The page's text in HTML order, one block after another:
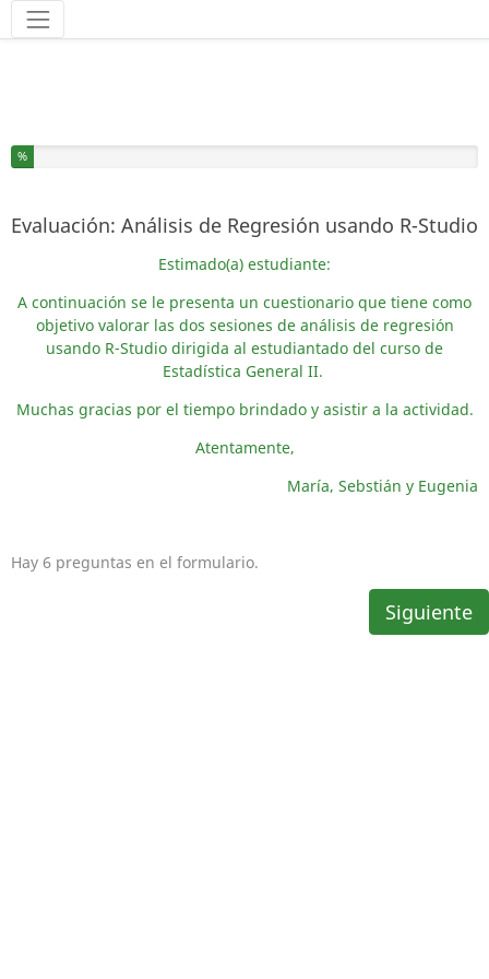
Herramientas
Ha completado el % de este formulario
%
Evaluación: Análisis de Regresión usando R-Studio
Estimado(a) estudiante:
A continuación se le presenta un cuestionario que tiene como
objetivo valorar las dos sesiones de análisis de regresión
usando R-Studio dirigida al estudiantado del curso de
Estadística General II.
Muchas gracias por el tiempo brindado y asistir a la actividad.
Atentamente,
María, Sebstián y Eugenia
Hay 6 preguntas en el formulario.
Siguiente